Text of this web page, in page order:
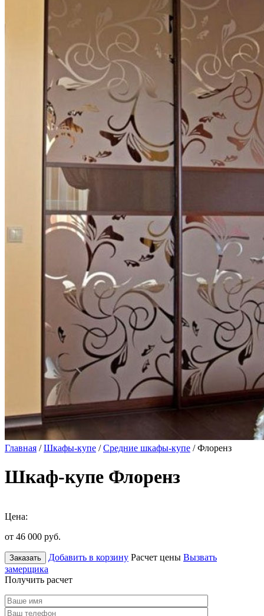
Главная /Шкафы-купе /Средние шкафы-купе / Флоренз
Шкаф-купе Флоренз
Цена:
от 46 000 руб.
Заказать Добавить в корзину Расчет цены Вызвать
замерщика
Получить расчет